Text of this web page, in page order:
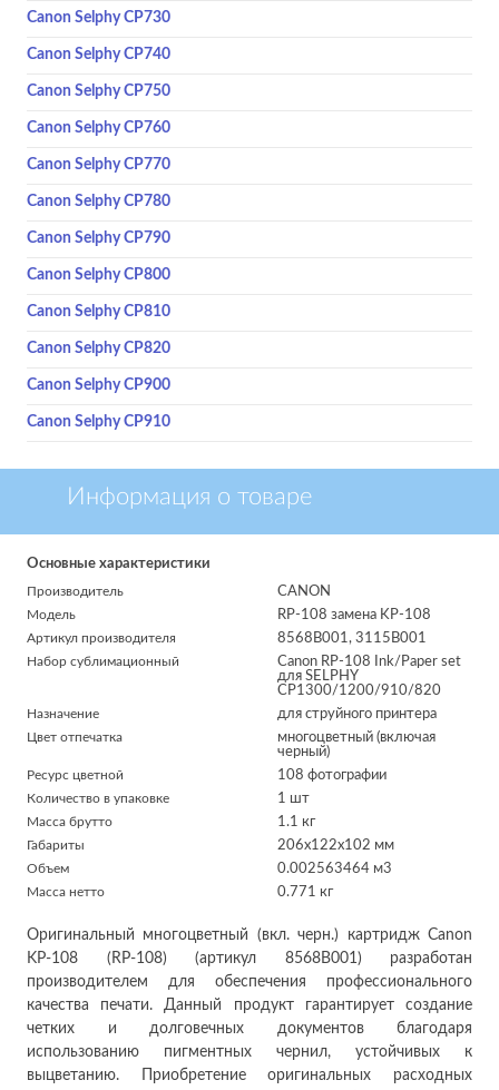
Canon Selphy CP730
Canon Selphy CP740
Canon Selphy CP750
Canon Selphy CP760
Canon Selphy CP770
Canon Selphy CP780
Canon Selphy CP790
Canon Selphy CP800
Canon Selphy CP810
Canon Selphy CP820
Canon Selphy CP900
Canon Selphy CP910
Информация о товаре
Основные характеристики
CANON
Производитель
RP-108 замена KP-108
Модель
8568B001, 3115B001
Артикул производителя
Canon RP-108 Ink/Paper set
для SELPHY
CP1300/1200/910/820
Набор сублимационный
для струйного принтера
Назначение
многоцветный (включая
черный)
Цвет отпечатка
108 фотографии
Ресурс цветной
1 шт
Количество в упаковке
1.1 кг
Масса брутто
206x122x102 мм
Габариты
0.002563464 м3
Объем
0.771 кг
Масса нетто
Оригинальный многоцветный (вкл. черн.) картридж Canon
KP-108 (RP-108) (артикул 8568B001) разработан
производителем для обеспечения профессионального
качества печати. Данный продукт гарантирует создание
четких и долговечных документов благодаря
использованию пигментных чернил, устойчивых к
выцветанию. Приобретение оригинальных расходных